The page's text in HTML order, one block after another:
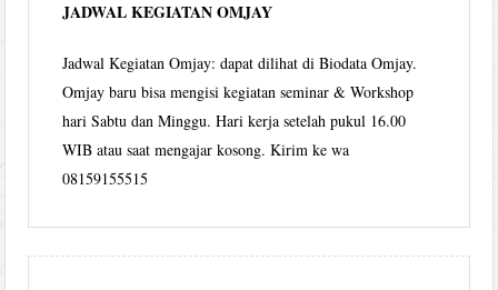
JADWAL KEGIATAN OMJAY
Jadwal Kegiatan Omjay: dapat dilihat di Biodata Omjay.
Omjay baru bisa mengisi kegiatan seminar & Workshop
hari Sabtu dan Minggu. Hari kerja setelah pukul 16.00
WIB atau saat mengajar kosong. Kirim ke wa
08159155515